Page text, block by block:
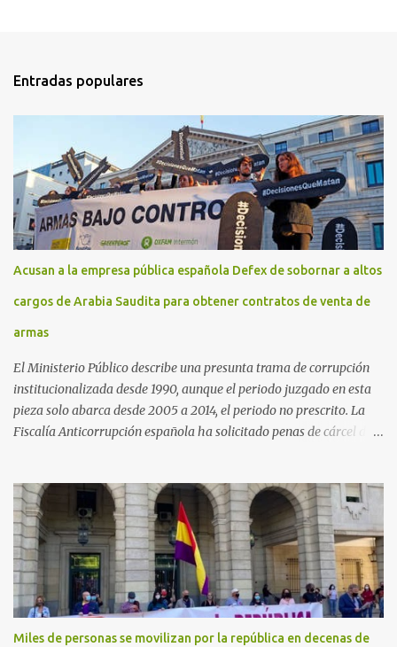
Entradas populares
Acusan a la empresa pública española Defex de sobornar a altos
cargos de Arabia Saudita para obtener contratos de venta de
armas
El Ministerio Público describe una presunta trama de corrupción
institucionalizada desde 1990, aunque el periodo juzgado en esta
pieza solo abarca desde 2005 a 2014, el periodo no prescrito. La
Fiscalía Anticorrupción española ha solicitado penas de cárcel de
Arabia Saudita a través de la empresa pública española Defex,
disuelta. El fiscal Conrado Saiz describe en su escrito de
conclusiones cómo la empresa pública Defex pagó comisiones
ilegales a diversas autoridades del régimen árabe entre 2005 y
2014, para obtener a cambio la materialización de los contratos. El
Ministerio Público lleva a cabo esta acusación en una de las piezas
separadas del llamado 'caso Defex', que investiga once ventas
Miles de personas se movilizan por la república en decenas de